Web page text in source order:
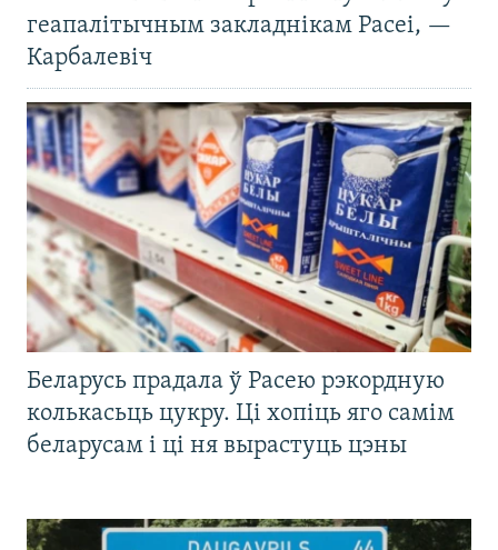
геапалітычным закладнікам Расеі, —
Карбалевіч
Беларусь прадала ў Расею рэкордную
колькасьць цукру. Ці хопіць яго самім
беларусам і ці ня вырастуць цэны